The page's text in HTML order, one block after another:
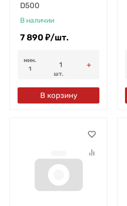
D500
В наличии
7 890 ₽/шт.
мин.
1
шт.
В корзину